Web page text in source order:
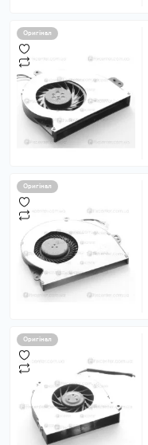
Оригінал
Оригінал
Оригінал